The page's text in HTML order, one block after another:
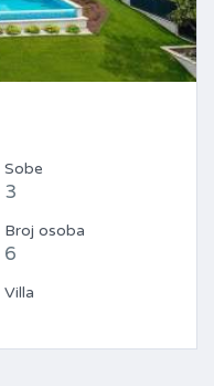
Sobe
3
Broj osoba
6
Villa